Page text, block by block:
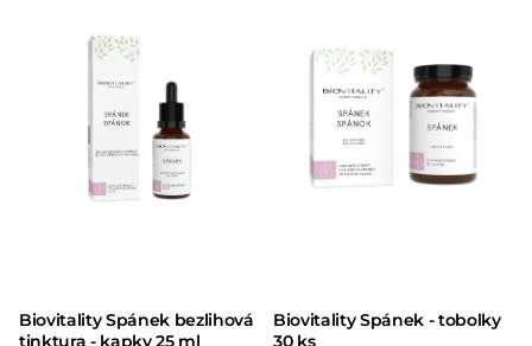
hvězdiček.
Biovitality Spánek bezlihová
tinktura - kapky 25 ml
Biovitality Spánek - tobolky
30 ks